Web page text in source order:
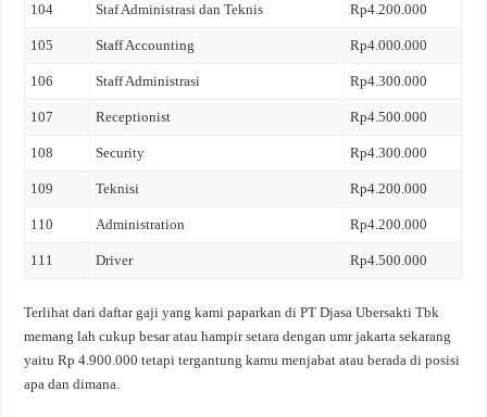
104 Staf Administrasi dan Teknis Rp4.200.000
105 Staff Accounting Rp4.000.000
106 Staff Administrasi Rp4.300.000
107 Receptionist Rp4.500.000
108 Security Rp4.300.000
109 Teknisi Rp4.200.000
110 Administration Rp4.200.000
111 Driver Rp4.500.000
Terlihat dari daftar gaji yang kami paparkan di PT Djasa Ubersakti Tbk
memang lah cukup besar atau hampir setara dengan umr jakarta sekarang
yaitu Rp 4.900.000 tetapi tergantung kamu menjabat atau berada di posisi
apa dan dimana.